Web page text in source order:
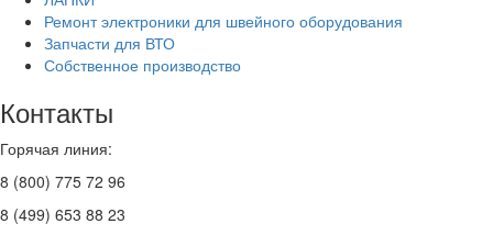
Ремонт электроники для швейного оборудования
Запчасти для ВТО
Собственное производство
Контакты
Горячая линия:
8 (800) 775 72 96
8 (499) 653 88 23